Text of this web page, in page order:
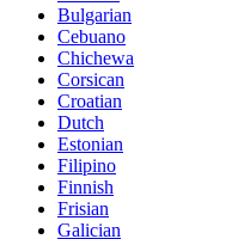
Bulgarian
Cebuano
Chichewa
Corsican
Croatian
Dutch
Estonian
Filipino
Finnish
Frisian
Galician